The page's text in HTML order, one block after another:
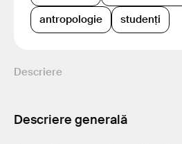
antropologie studenți
Descriere
Descriere generală